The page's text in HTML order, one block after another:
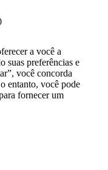
a você a
suas preferências e
você concorda
entanto, você pode
fornecer um